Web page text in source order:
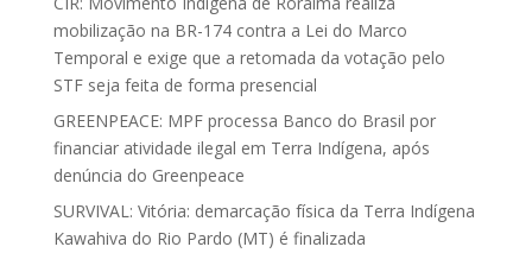
mobilização na BR-174 contra a Lei do Marco
Temporal e exige que a retomada da votação pelo
STF seja feita de forma presencial
GREENPEACE: MPF processa Banco do Brasil por
financiar atividade ilegal em Terra Indígena, após
denúncia do Greenpeace
SURVIVAL: Vitória: demarcação física da Terra Indígena
Kawahiva do Rio Pardo (MT) é finalizada